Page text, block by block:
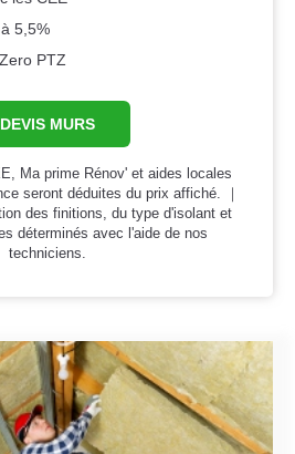
5,5%
PTZ
DEVIS MURS
Ma prime Rénov' et aides locales
seront déduites du prix affiché. ｜
des finitions, du type d'isolant et
déterminés avec l'aide de nos
techniciens.